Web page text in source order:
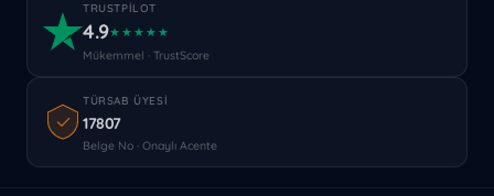
TRUSTPILOT
4.9★★★★★
Mükemmel · TrustScore
TÜRSAB ÜYESI
17807
Belge No · Onaylı Acente